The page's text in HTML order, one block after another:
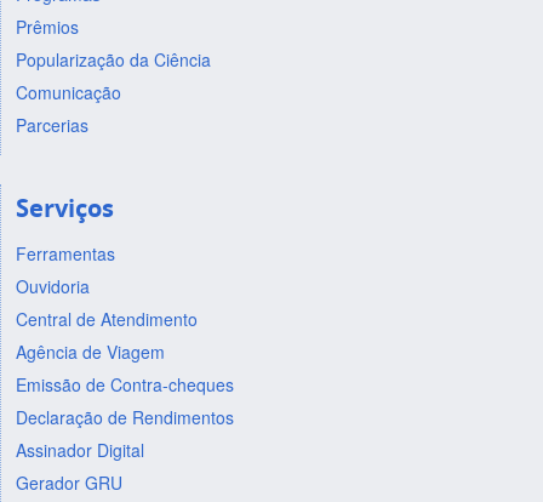
Prêmios
Popularização da Ciência
Comunicação
Parcerias
Serviços
Ferramentas
Ouvidoria
Central de Atendimento
Agência de Viagem
Emissão de Contra-cheques
Declaração de Rendimentos
Assinador Digital
Gerador GRU